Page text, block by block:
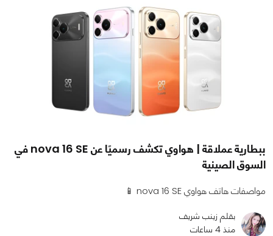
ببطارية عملاقة | هواوي تكشف رسميًا عن nova 16 SE في
السوق الصينية
مواصفات هاتف هواوي nova 16 SE 📱
بقلم زينب شريف
منذ 4 ساعات